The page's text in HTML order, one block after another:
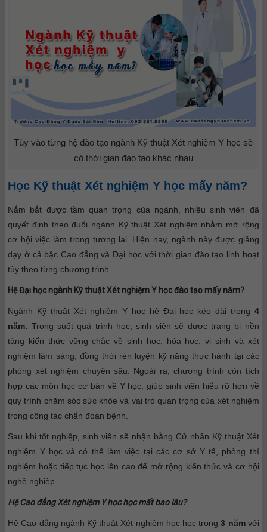
Tùy vào từng hệ đào tạo ngành Kỹ thuật Xét nghiệm Y học sẽ
có thời gian đào tạo khác nhau
Học Kỹ thuật Xét nghiệm Y học mấy năm?
Nắm bắt được tầm quan trọng của ngành, nhiều sinh viên đã
quyết định theo đuổi ngành Kỹ thuật Xét nghiệm nhằm mở rộng
cơ hội việc làm trong tương lai. Hiện nay, ngành này được giảng
dạy ở cả bậc Cao đẳng và Đại học với thời gian đào tạo linh hoạt
tùy theo từng chương trình.
Hệ Đại học ngành Kỹ thuật Xét nghiệm Y học đào tạo mấy năm?
Ngành Kỹ thuật Xét nghiệm Y học hệ Đại học kéo dài trong 4
năm. Trong suốt quá trình học, sinh viên sẽ được trang bị nền
tảng kiến thức vững chắc về sinh học, hóa học, vi sinh và xét
nghiệm lâm sàng, đồng thời rèn luyện kỹ năng thực hành tại các
phòng xét nghiệm chuyên sâu. Ngoài ra, chương trình còn tích
hợp các môn học cơ bản về Y học, giúp sinh viên hiểu rõ hơn về
quy trình chăm sóc sức khỏe và vai trò quan trọng của xét nghiệm
trong công tác chẩn đoán bệnh.
Sau khi tốt nghiệp, sinh viên sẽ nhận bằng Cử nhân Kỹ thuật Xét
nghiệm Y học và có thể làm việc tại các cơ sở Y tế, phòng thí
nghiệm hoặc tiếp tục học lên cao để mở rộng kiến thức và cơ hội
nghề nghiệp.
Hệ Cao đẳng Xét nghiệm Y học học mất bao lâu?
Hệ Cao đẳng ngành Kỹ thuật Xét nghiệm học học trong 3 nămvới